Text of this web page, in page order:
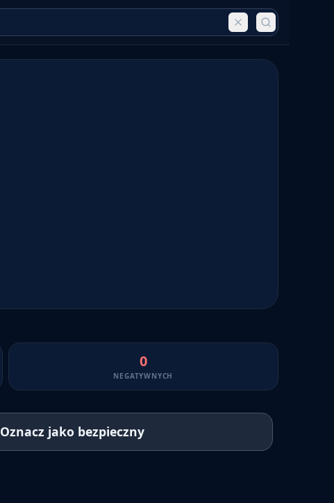
0
NEGATYWNYCH
Oznacz jako bezpieczny